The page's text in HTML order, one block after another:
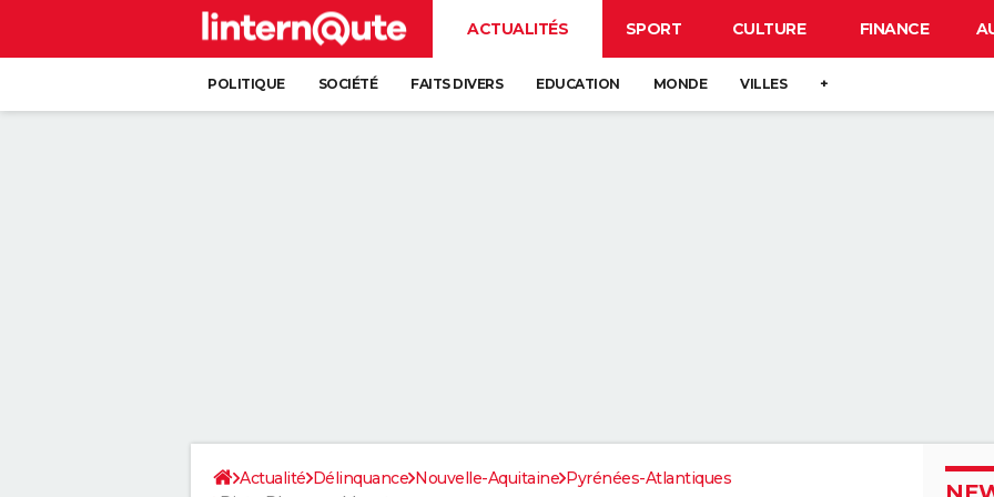
ACTUALITÉS SPORT CULTURE FINANCE
POLITIQUE SOCIÉTÉ FAITS DIVERS EDUCATION MONDE VILLES +
Actualité Délinquance Nouvelle-Aquitaine Pyrénées-Atlantiques